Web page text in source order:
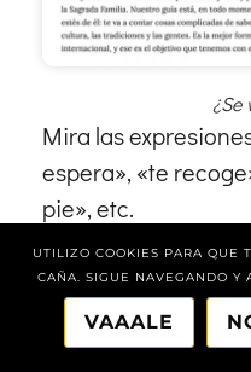
¿Se
Mira las
espera», «te
pie», etc.
Y ahora, dejando
a la atracción.
UTILIZO COOKIES PARA QUE
CAÑA. SIGUE NAVEGANDO Y
VAAALE